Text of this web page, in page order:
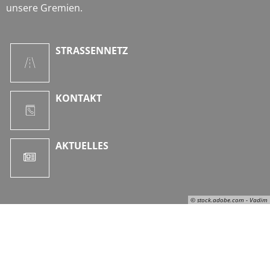
© stock.adobe.com - Vadim
unsere Gremien.
STRASSENNETZ
KONTAKT
AKTUELLES